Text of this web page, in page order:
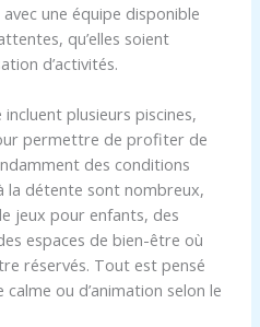
une équipe disponible
qu’elles soient
d’activités.
plusieurs piscines,
permettre de profiter de
des conditions
la détente sont nombreux,
jeux pour enfants, des
espaces de bien-être où
réservés. Tout est pensé
ou d’animation selon le